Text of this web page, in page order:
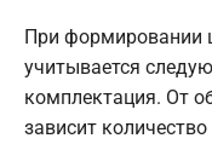
При формировании
учитывается
комплектация. От
зависит